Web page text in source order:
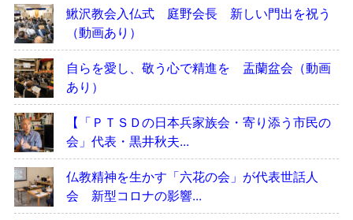
鰍沢教会入仏式 庭野会長 新しい門出を祝う
（動画あり）
自らを愛し、敬う心で精進を 盂蘭盆会（動画
あり）
【「ＰＴＳＤの日本兵家族会・寄り添う市民の
会」代表・黒井秋夫...
仏教精神を生かす「六花の会」が代表世話人
会 新型コロナの影響...